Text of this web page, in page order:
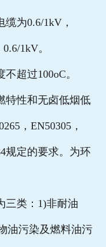
为0.6/1kV，
1kV。
超过100oC。
性和无卤低烟低
，EN50305，
规定的要求。为环
类：1)非耐油
油污染及燃料油污